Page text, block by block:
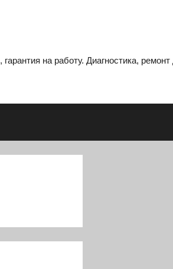
на работу. Диагностика,